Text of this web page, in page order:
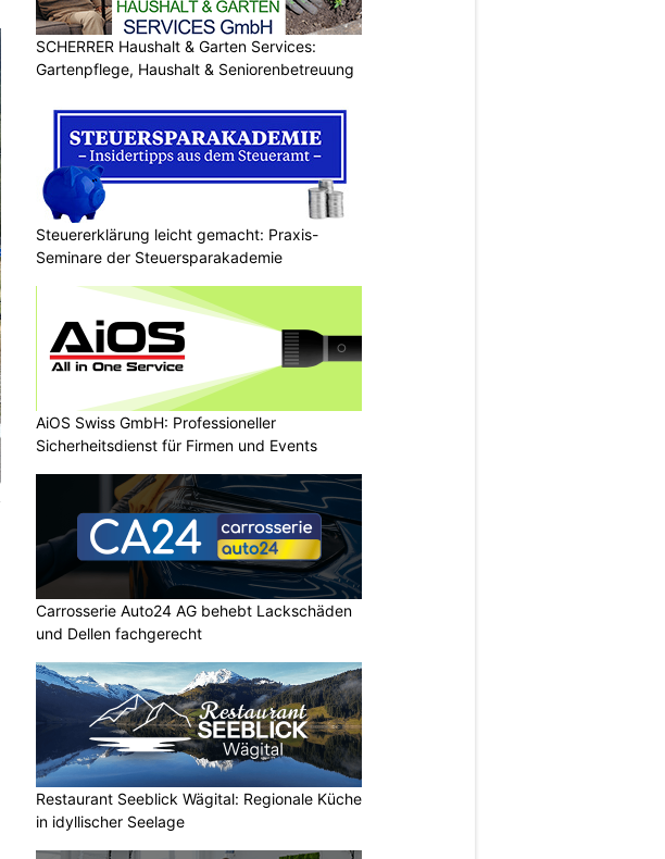
SCHERRER Haushalt & Garten Services:
Gartenpflege, Haushalt & Seniorenbetreuung
Steuererklärung leicht gemacht: Praxis-
Seminare der Steuersparakademie
AiOS Swiss GmbH: Professioneller
Sicherheitsdienst für Firmen und Events
Carrosserie Auto24 AG behebt Lackschäden
und Dellen fachgerecht
Restaurant Seeblick Wägital: Regionale Küche
in idyllischer Seelage